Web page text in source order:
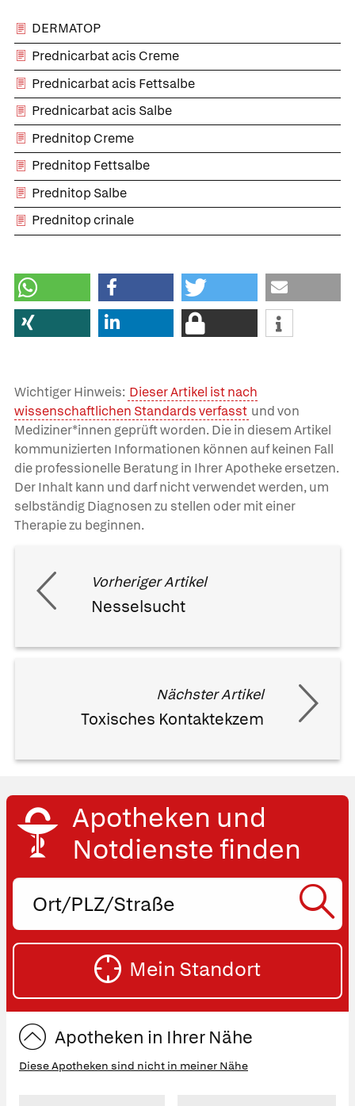
DERMATOP
Prednicarbat acis Creme
Prednicarbat acis Fettsalbe
Prednicarbat acis Salbe
Prednitop Creme
Prednitop Fettsalbe
Prednitop Salbe
Prednitop crinale
Wichtiger Hinweis: Dieser Artikel ist nach
wissenschaftlichen Standards verfasst und von
Mediziner*innen geprüft worden. Die in diesem Artikel
kommunizierten Informationen können auf keinen Fall
die professionelle Beratung in Ihrer Apotheke ersetzen.
Der Inhalt kann und darf nicht verwendet werden, um
selbständig Diagnosen zu stellen oder mit einer
Therapie zu beginnen.
Vorheriger Artikel
Nesselsucht
Nächster Artikel
Toxisches Kontaktekzem
Was Ihre Apotheke
Apotheken in
Apotheken und
Notdienste finden
Ort,
oder
Straße
Mein Standort
Apotheken in Ihrer Nähe
Diese Apotheken sind nicht in meiner Nähe